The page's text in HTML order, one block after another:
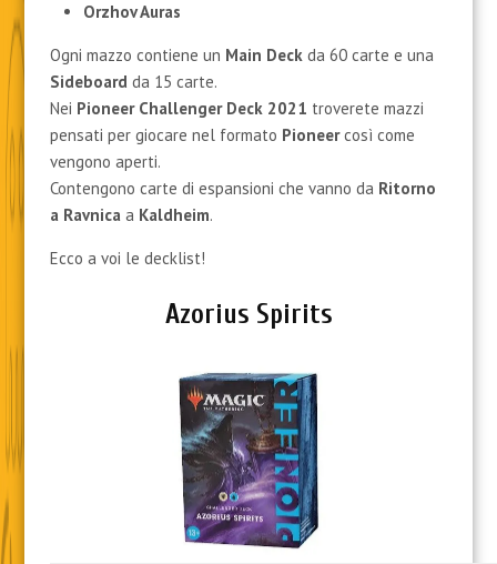
Orzhov Auras
Ogni mazzo contiene un Main Deckda 60 carte e una
Sideboard da 15 carte.
Nei Pioneer Challenger Deck 2021 troverete mazzi
pensati per giocare nel formato Pioneercosì come
vengono aperti.
Contengono carte di espansioni che vanno da Ritorno
a Ravnicaa Kaldheim.
Ecco a voi le decklist!
Azorius Spirits